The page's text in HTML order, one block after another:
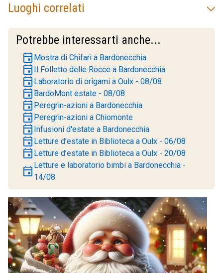
Luoghi correlati
Potrebbe interessarti anche...
event Mostra di Chifari a Bardonecchia
event Il Folletto delle Rocce a Bardonecchia
event Laboratorio di origami a Oulx - 08/08
event BardoMont estate - 08/08
event Peregrin-azioni a Bardonecchia
event Peregrin-azioni a Chiomonte
event Infusioni d'estate a Bardonecchia
event Letture d’estate in Biblioteca a Oulx - 06/08
event Letture d’estate in Biblioteca a Oulx - 20/08
event Letture e laboratorio bimbi a Bardonecchia -
14/08